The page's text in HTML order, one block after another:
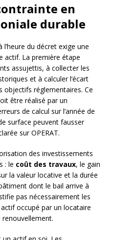
en
durable
du décret exige une
actif. La première étape
assujettis, à collecter les
et à calculer l’écart
objectifs réglementaires. Ce
être réalisé par un
de calcul sur l’année de
surface peuvent fausser
sur OPERAT.
des investissements
: le coût des travaux, le gain
la valeur locative et la durée
dont le bail arrive à
pas nécessairement les
occupé par un locataire